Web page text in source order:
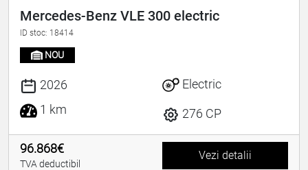
Mercedes-Benz VLE 300 electric
ID stoc: 18414
NOU
2026
1 km
Electric
276 CP
96.868€
TVA deductibil
Vezi detalii